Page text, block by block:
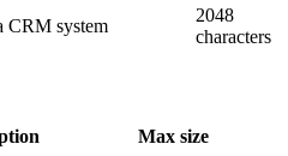
CRM system
2048
characters
Max size